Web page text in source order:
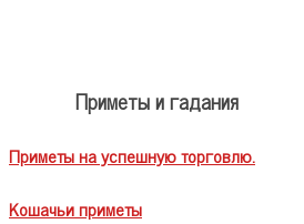
Приметы и гадания
Приметы на успешную торговлю.
Кошачьи приметы